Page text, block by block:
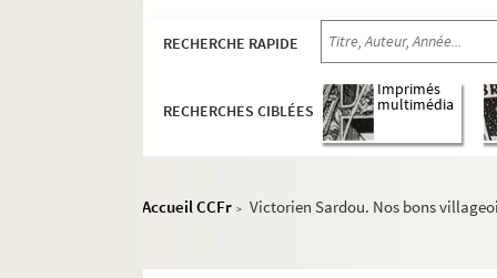
RECHERCHE RAPIDE
RECHERCHES CIBLÉES
Imprimés
multimédia
Accueil CCFr > Victorien Sardou. Nos bons